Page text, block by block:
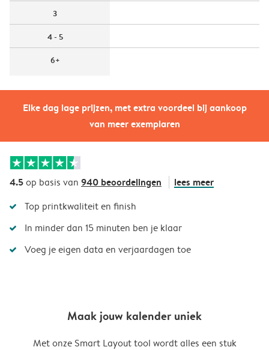
Elke dag lage prijzen, met extra voordeel bij aankoop
van meer exemplaren
3
4 - 5
6+
4.5op basis van 940 beoordelingen lees meer
Top printkwaliteit en finish
In minder dan 15 minuten ben je klaar
Voeg je eigen data en verjaardagen toe
Maak jouw kalender uniek
Met onze Smart Layout tool wordt alles een stuk